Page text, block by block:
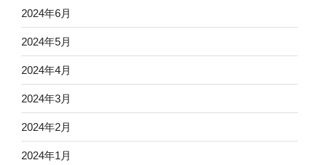
2024年6月
2024年5月
2024年4月
2024年3月
2024年2月
2024年1月